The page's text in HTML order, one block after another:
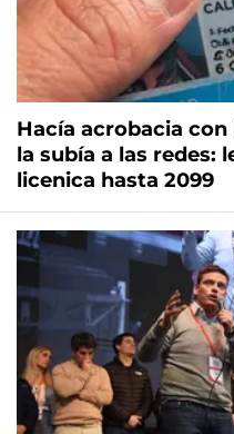
Hacía acrobacia
la subía a las redes:
licenica hasta 2099